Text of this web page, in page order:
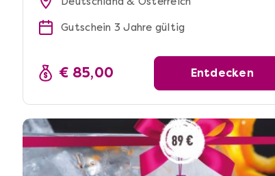
Gutschein 3 Jahre gültig
€ 85,00 Entdecken